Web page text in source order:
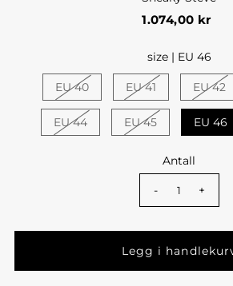
1.074,00 kr
size | EU 46
EU 40 EU 41 EU 42
EU 44 EU 45 EU 46
Antall
- +